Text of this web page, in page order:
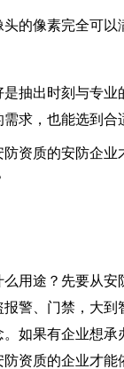
像素完全可以
出时刻与专业
求，也能选到
资质的安防企业
途？先要从安
警、门禁，大
如果有企业想
资质的企业才能